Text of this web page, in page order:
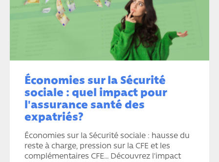
Économies sur la Sécurité
sociale : quel impact pour
l'assurance santé des
expatriés?
Économies sur la Sécurité sociale : hausse du
reste à charge, pression sur la CFE et les
complémentaires CFE… Découvrez l'impact